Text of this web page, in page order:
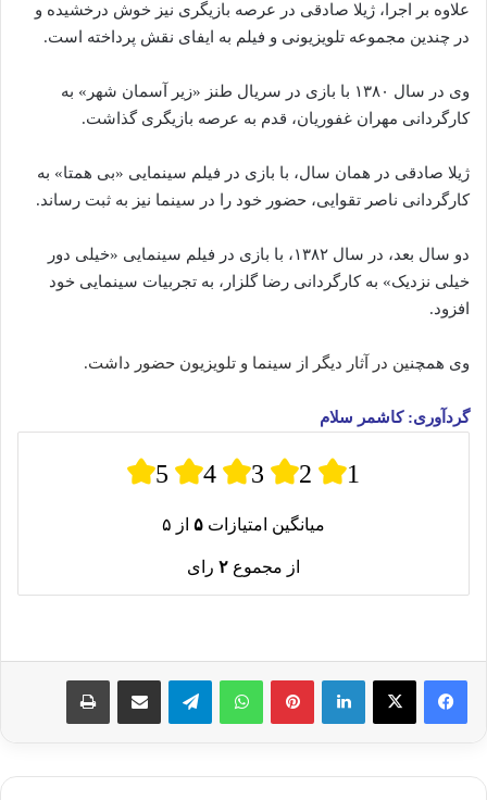
علاوه بر اجرا، ژیلا صادقی در عرصه بازیگری نیز خوش درخشیده و
در چندین مجموعه تلویزیونی و فیلم به ایفای نقش پرداخته‌ است.
وی در سال ۱۳۸۰ با بازی در سریال طنز «زیر آسمان شهر» به
کارگردانی مهران غفوریان، قدم به عرصه بازیگری گذاشت.
ژیلا صادقی در همان سال، با بازی در فیلم سینمایی «بی همتا» به
کارگردانی ناصر تقوایی، حضور خود را در سینما نیز به ثبت رساند.
دو سال بعد، در سال ۱۳۸۲، با بازی در فیلم سینمایی «خیلی دور
خیلی نزدیک» به کارگردانی رضا گلزار، به تجربیات سینمایی خود
افزود.
وی همچنین در آثار دیگر از سینما و تلویزیون حضور داشت.
گردآوری:کاشمر سلام
5 4 3 2 1
میانگین امتیازات ۵ از ۵
از مجموع ۲ رای
لینکدین پینترستواتس آپ تلگرام اشتراک گذاری از طریق ایمیل چاپ